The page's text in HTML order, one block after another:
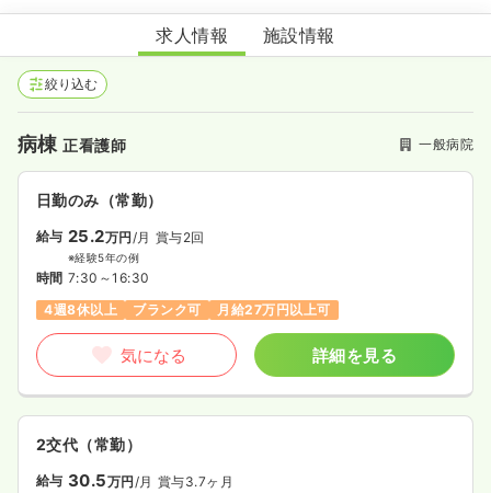
イムス記念病院
求人情報 施設情報
絞り込む
病棟正看護師 一般病院
日勤のみ（常勤）
給与 25.2万円/月 賞与2回
※経験5年の例
時間 7:30～16:30
4週8休以上
ブランク可 月給27万円以上可
気になる 詳細を見る
2交代（常勤）
給与 30.5万円/月 賞与3.7ヶ月